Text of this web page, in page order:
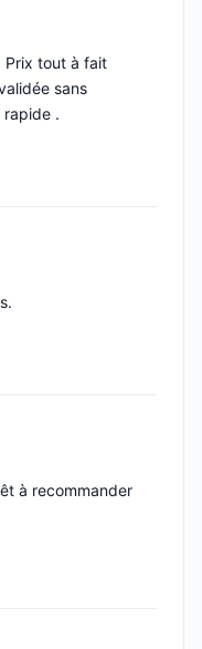
Prix tout à fait
sans
rapide .
à recommander